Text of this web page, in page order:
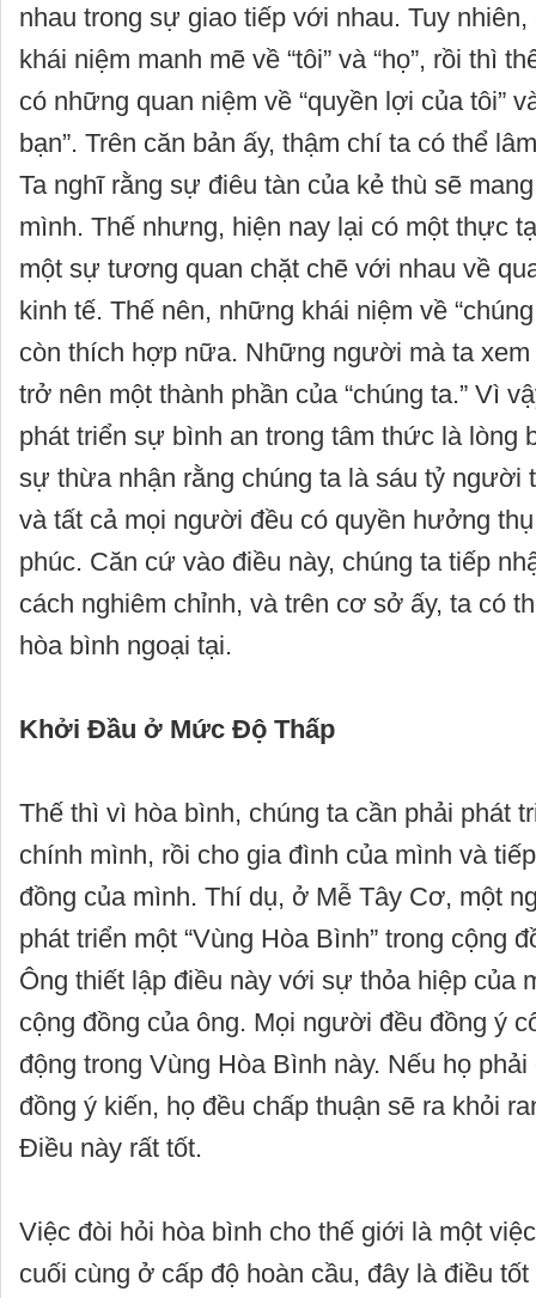
nhau trong sự giao tiếp với nhau. Tuy
khái niệm manh mẽ về “tôi” và “họ”, rồi thì
có những quan niệm về “quyền lợi của tôi”
bạn”. Trên căn bản ấy, thậm chí ta có thể
Ta nghĩ rằng sự điêu tàn của kẻ thù sẽ
mình. Thế nhưng, hiện nay lại có một thực
một sự tương quan chặt chẽ với nhau về
kinh tế. Thế nên, những khái niệm về “chúng
còn thích hợp nữa. Những người mà ta xem
trở nên một thành phần của “chúng ta.” Vì
phát triển sự bình an trong tâm thức là lòng
sự thừa nhận rằng chúng ta là sáu tỷ người
và tất cả mọi người đều có quyền hưởng
phúc. Căn cứ vào điều này, chúng ta tiếp
cách nghiêm chỉnh, và trên cơ sở ấy, ta có
hòa bình ngoại tại.
Khởi Đầu ở Mức Độ Thấp
Thế thì vì hòa bình, chúng ta cần phải phát
chính mình, rồi cho gia đình của mình và
đồng của mình. Thí dụ, ở Mễ Tây Cơ, một
phát triển một “Vùng Hòa Bình” trong cộng
Ông thiết lập điều này với sự thỏa hiệp của
cộng đồng của ông. Mọi người đều đồng ý
động trong Vùng Hòa Bình này. Nếu họ
đồng ý kiến, họ đều chấp thuận sẽ ra khỏi
Điều này rất tốt.
Việc đòi hỏi hòa bình cho thế giới là một
cuối cùng ở cấp độ hoàn cầu, đây là điều